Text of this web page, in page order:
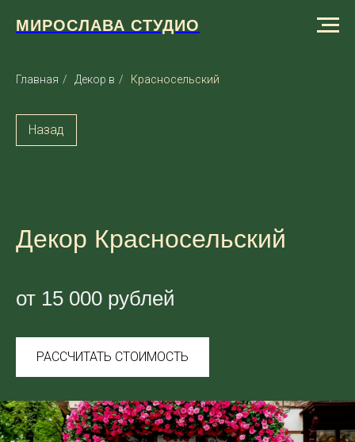
МИРОСЛАВА СТУДИО
Главная / Декор в / Красносельский
Назад
Декор Красносельский
от 15 000 рублей
РАССЧИТАТЬ СТОИМОСТЬ